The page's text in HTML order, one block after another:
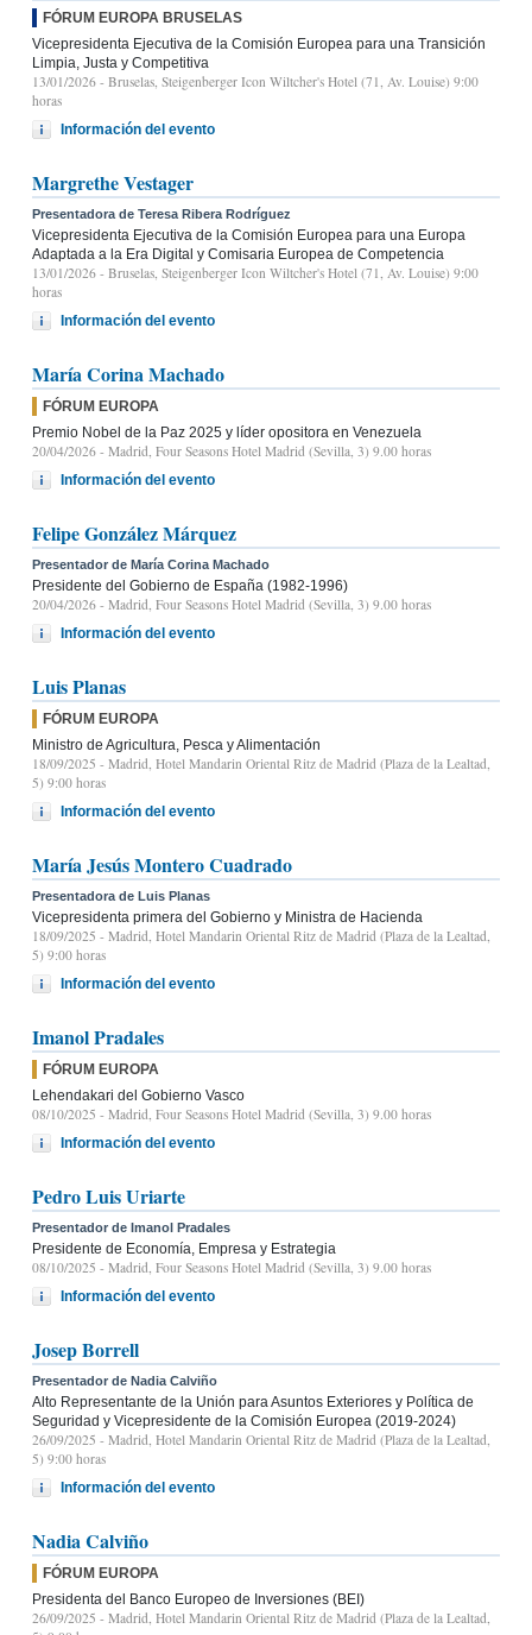
FÓRUM EUROPA BRUSELAS
Vicepresidenta Ejecutiva de la Comisión Europea para una Transición
Limpia, Justa y Competitiva
13/01/2026 - Bruselas, Steigenberger Icon Wiltcher's Hotel (71, Av. Louise) 9:00
horas
Información del evento
Margrethe Vestager
Presentadora de Teresa Ribera Rodríguez
Vicepresidenta Ejecutiva de la Comisión Europea para una Europa
Adaptada a la Era Digital y Comisaria Europea de Competencia
13/01/2026 - Bruselas, Steigenberger Icon Wiltcher's Hotel (71, Av. Louise) 9:00
horas
Información del evento
María Corina Machado
FÓRUM EUROPA
Premio Nobel de la Paz 2025 y líder opositora en Venezuela
20/04/2026 - Madrid, Four Seasons Hotel Madrid (Sevilla, 3) 9.00 horas
Información del evento
Felipe González Márquez
Presentador de María Corina Machado
Presidente del Gobierno de España (1982-1996)
20/04/2026 - Madrid, Four Seasons Hotel Madrid (Sevilla, 3) 9.00 horas
Información del evento
Luis Planas
FÓRUM EUROPA
Ministro de Agricultura, Pesca y Alimentación
18/09/2025 - Madrid, Hotel Mandarin Oriental Ritz de Madrid (Plaza de la Lealtad,
5) 9:00 horas
Información del evento
María Jesús Montero Cuadrado
Presentadora de Luis Planas
Vicepresidenta primera del Gobierno y Ministra de Hacienda
18/09/2025 - Madrid, Hotel Mandarin Oriental Ritz de Madrid (Plaza de la Lealtad,
5) 9:00 horas
Información del evento
Imanol Pradales
FÓRUM EUROPA
Lehendakari del Gobierno Vasco
08/10/2025 - Madrid, Four Seasons Hotel Madrid (Sevilla, 3) 9.00 horas
Información del evento
Pedro Luis Uriarte
Presentador de Imanol Pradales
Presidente de Economía, Empresa y Estrategia
08/10/2025 - Madrid, Four Seasons Hotel Madrid (Sevilla, 3) 9.00 horas
Información del evento
Josep Borrell
Presentador de Nadia Calviño
Alto Representante de la Unión para Asuntos Exteriores y Política de
Seguridad y Vicepresidente de la Comisión Europea (2019-2024)
26/09/2025 - Madrid, Hotel Mandarin Oriental Ritz de Madrid (Plaza de la Lealtad,
5) 9:00 horas
Información del evento
Nadia Calviño
FÓRUM EUROPA
Presidenta del Banco Europeo de Inversiones (BEI)
26/09/2025 - Madrid, Hotel Mandarin Oriental Ritz de Madrid (Plaza de la Lealtad,